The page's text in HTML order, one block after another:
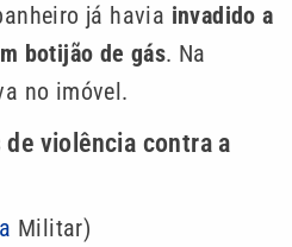
já havia invadido a
botijão de gás. Na
no imóvel.
violência contra a
Militar)